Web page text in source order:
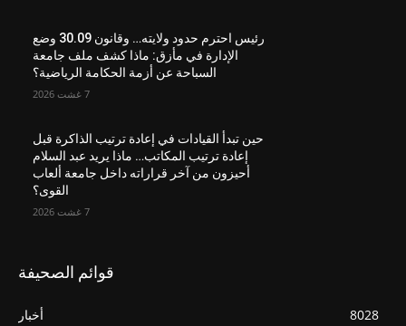
رئيس احترم حدود ولايته… وقانون 30.09 وضع
الإدارة في مأزق: ماذا كشف ملف جامعة
السباحة عن أزمة الحكامة الرياضية؟
7 غشت 2026
حين تبدأ القيادات في إعادة ترتيب الذاكرة قبل
إعادة ترتيب المكاتب… ماذا يريد عبد السلام
أحيزون من آخر قراراته داخل جامعة ألعاب
القوى؟
7 غشت 2026
قوائم الصحيفة
أخبار
8028